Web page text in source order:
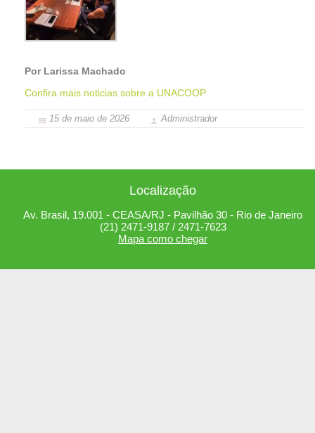
Por Larissa Machado
Confira mais noticias sobre a UNACOOP
15 de maio de 2026 Administrador
Localização
Av. Brasil, 19.001 - CEASA/RJ - Pavilhão 30 - Rio de Janeiro
(21) 2471-9187 / 2471-7623
Mapa como chegar